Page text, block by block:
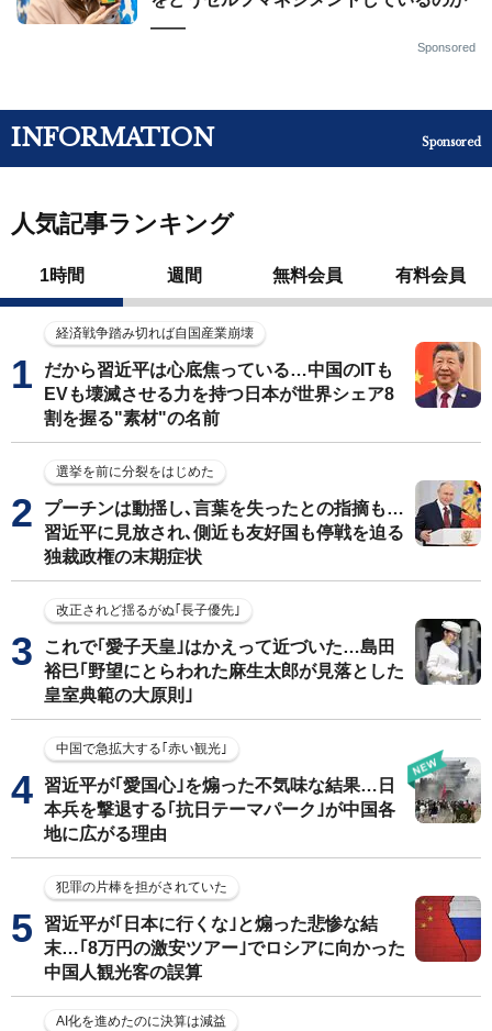
——
Sponsored
INFORMATION Sponsored
人気記事ランキング
1時間 週間 無料会員 有料会員
経済戦争踏み切れば自国産業崩壊
だから習近平は心底焦っている…中国のITも
EVも壊滅させる力を持つ日本が世界シェア8
割を握る"素材"の名前
選挙を前に分裂をはじめた
プーチンは動揺し､言葉を失ったとの指摘も…
習近平に見放され､側近も友好国も停戦を迫る
独裁政権の末期症状
改正されど揺るがぬ｢長子優先｣
これで｢愛子天皇｣はかえって近づいた…島田
裕巳｢野望にとらわれた麻生太郎が見落とした
皇室典範の大原則｣
中国で急拡大する｢赤い観光｣
習近平が｢愛国心｣を煽った不気味な結果…日
本兵を撃退する｢抗日テーマパーク｣が中国各
地に広がる理由
犯罪の片棒を担がされていた
習近平が｢日本に行くな｣と煽った悲惨な結
末…｢8万円の激安ツアー｣でロシアに向かった
中国人観光客の誤算
AI化を進めたのに決算は減益